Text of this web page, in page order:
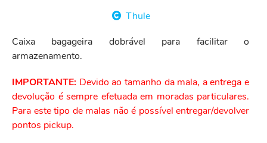
Thule
Caixa bagageira dobrável para facilitar o
armazenamento.
IMPORTANTE: Devido ao tamanho da mala, a entrega e
devolução é sempre efetuada em moradas particulares.
Para este tipo de malas não é possível entregar/devolver
pontos pickup.